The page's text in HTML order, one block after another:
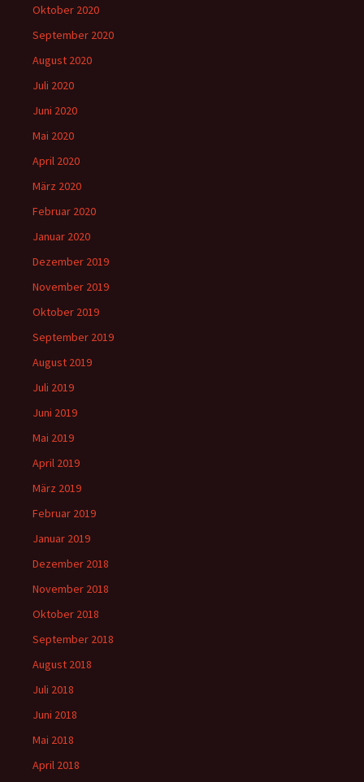
Oktober 2020
September 2020
August 2020
Juli 2020
Juni 2020
Mai 2020
April 2020
März 2020
Februar 2020
Januar 2020
Dezember 2019
November 2019
Oktober 2019
September 2019
August 2019
Juli 2019
Juni 2019
Mai 2019
April 2019
März 2019
Februar 2019
Januar 2019
Dezember 2018
November 2018
Oktober 2018
September 2018
August 2018
Juli 2018
Juni 2018
Mai 2018
April 2018